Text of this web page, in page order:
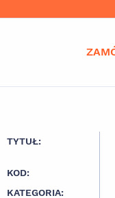
TYTUŁ:
KOD:
KATEGORIA: